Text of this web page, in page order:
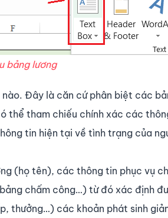
bảng lương
nào. Đây là căn cứ phân biệt các
thể tham chiếu chính xác các
tin hiện tại về tình trạng của
(họ tên), các thông tin phục vụ
chấm công…) từ đó xác định
thưởng…) các khoản phát sinh